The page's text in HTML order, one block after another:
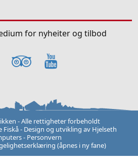
for nyheiter og tilbod
LinkedIn
TripAdvisor
- Alle rettigheter forbeholdt
- Design og utvikling av Hjelseth
- Personvern
(åpnes i ny fane)